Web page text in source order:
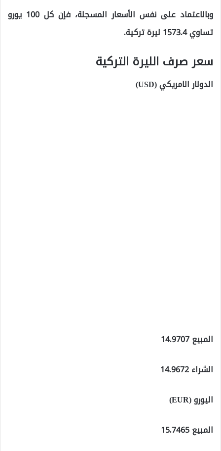
وبالاعتماد على نفس الأسعار المسجلة، فإن كل 100 يورو
تساوي 1573.4 ليرة تركية.
سعر صرف الليرة التركية
الدولار الامريكي (USD)
المبيع 14.9707
الشراء 14.9672
اليورو (EUR)
المبيع 15.7465